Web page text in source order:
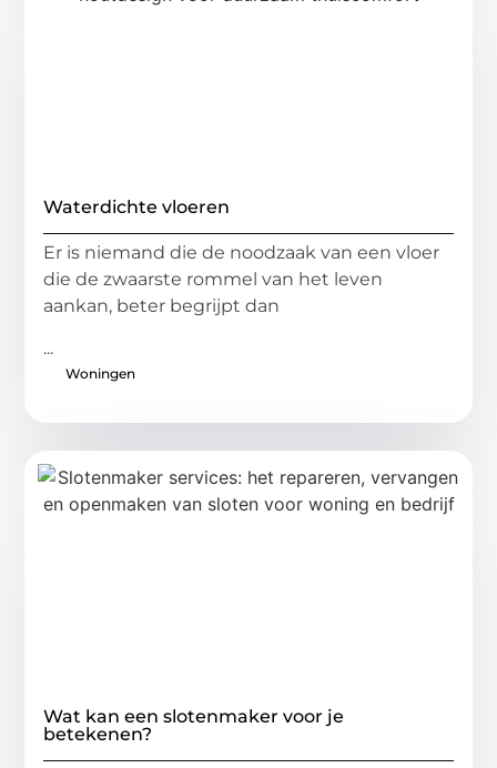
Waterdichte vloeren
Er is niemand die de noodzaak van een vloer
die de zwaarste rommel van het leven
aankan, beter begrijpt dan
...
Woningen
Wat kan een slotenmaker voor je
betekenen?